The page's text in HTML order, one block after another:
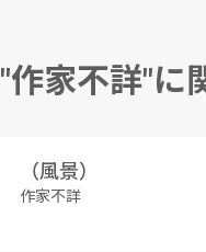
"作家不詳"に
（風景）
作家不詳